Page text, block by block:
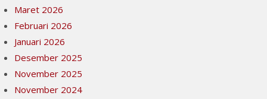
Maret 2026
Februari 2026
Januari 2026
Desember 2025
November 2025
November 2024